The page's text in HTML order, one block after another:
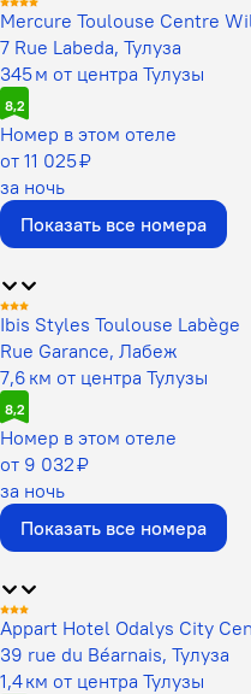
Mercure Toulouse Centre
7 Rue Labeda, Тулуза
345 м от центра Тулузы
8,2
Номер в этом отеле
от 11 025 ₽
за ночь
Показать все номера
Ibis Styles Toulouse Labège
Rue Garance, Лабеж
7,6 км от центра Тулузы
8,2
Номер в этом отеле
от 9 032 ₽
за ночь
Показать все номера
Appart Hotel Odalys City
39 rue du Béarnais, Тулуза
1,4 км от центра Тулузы